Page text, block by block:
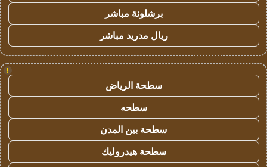
برشلونة مباشر
ريال مدريد مباشر
!
سطحة الرياض
سطحه
سطحة بين المدن
سطحة هيدروليك